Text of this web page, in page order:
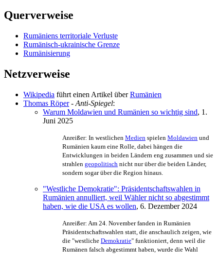
Querverweise
Rumäniens territoriale Verluste
Rumänisch-ukrainische Grenze
Rumänisierung
Netzverweise
Wikipedia führt einen Artikel überRumänien
Thomas Röper- Anti-Spiegel:
Warum Moldawien und Rumänien so wichtig sind, 1.
Juni 2025
Anreißer: In westlichen Medien spielen Moldawien und
Rumänien kaum eine Rolle, dabei hängen die
Entwicklungen in beiden Ländern eng zusammen und sie
strahlen geopolitisch nicht nur über die beiden Länder,
sondern sogar über die Region hinaus.
"Westliche Demokratie": Präsidentschaftswahlen in
Rumänien annulliert, weil Wähler nicht so abgestimmt
haben, wie die USA es wollen, 6. Dezember 2024
Anreißer: Am 24. November fanden in Rumänien
Präsidentschaftswahlen statt, die anschaulich zeigen, wie
die "westliche Demokratie" funktioniert, denn weil die
Rumänen falsch abgestimmt haben, wurde die Wahl